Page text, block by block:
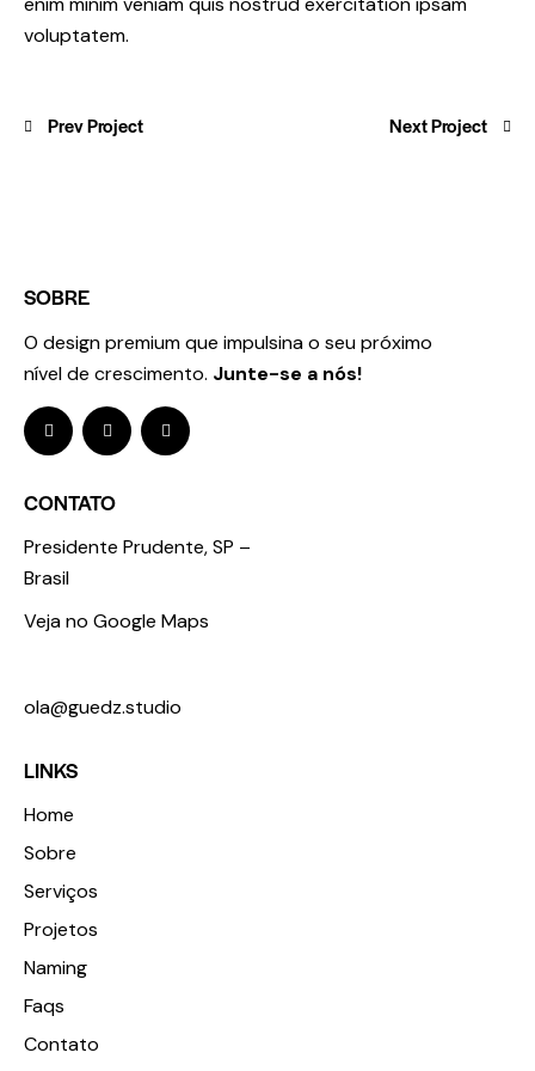
voluptatem.
Prev Project Next Project
SOBRE
O design premium que impulsina o seu próximo
nível de crescimento. Junte-se a nós!
CONTATO
Presidente Prudente, SP –
Brasil
Veja no Google Maps
ola@guedz.studio
LINKS
Home
Sobre
Serviços
Projetos
Naming
Faqs
Contato